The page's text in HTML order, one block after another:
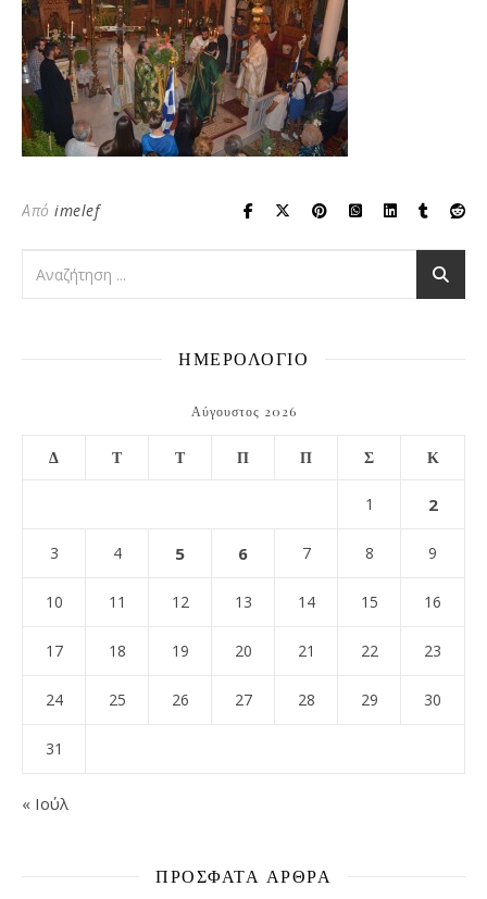
Από imelef
ΗΜΕΡΟΛΟΓΙΟ
Αύγουστος 2026
Δ Τ Τ Π Π Σ Κ
1 2
3 4 5 6 7 8 9
10 11 12 13 14 15 16
17 18 19 20 21 22 23
24 25 26 27 28 29 30
31
« Ιούλ
ΠΡΌΣΦΑΤΑ ΆΡΘΡΑ